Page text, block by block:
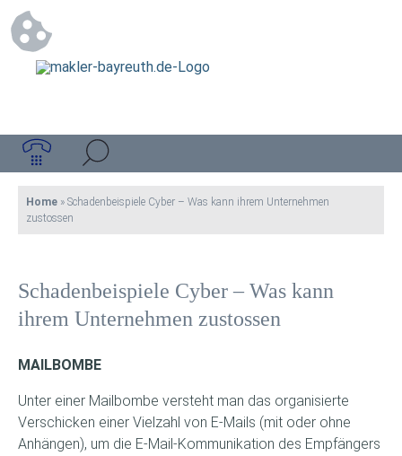
Home » Schadenbeispiele Cyber – Was kann ihrem Unternehmen
zustossen
Schadenbeispiele Cyber – Was kann
ihrem Unternehmen zustossen
MAILBOMBE
Unter einer Mailbombe versteht man das organisierte
Verschicken einer Vielzahl von E-Mails (mit oder ohne
Anhängen), um die E-Mail-Kommunikation des Empfängers